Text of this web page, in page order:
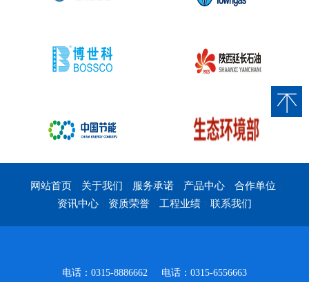
网站首页 | 关于我们 | 服务承诺 | 产品中心 | 合作单位 |
资讯中心 | 资质荣誉 | 工程业绩 | 联系我们
电话：0315-8886662 电话：0315-6556663